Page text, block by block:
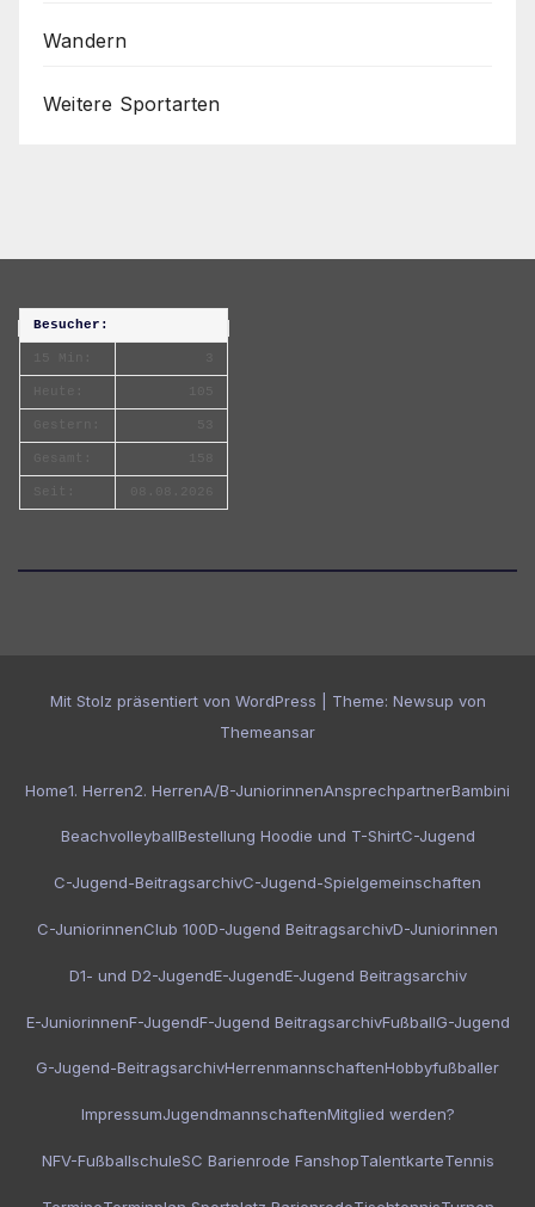
Wandern
Weitere Sportarten
Besucher:
Mit Stolz präsentiert von WordPress Theme: Newsup von
Themeansar
Home1. Herren2. HerrenA/B-JuniorinnenAnsprechpartnerBambini
BeachvolleyballBestellung Hoodie und T-ShirtC-Jugend
C-Jugend-BeitragsarchivC-Jugend-Spielgemeinschaften
C-JuniorinnenClub 100D-Jugend BeitragsarchivD-Juniorinnen
D1- und D2-JugendE-JugendE-Jugend Beitragsarchiv
E-JuniorinnenF-JugendF-Jugend BeitragsarchivFußballG-Jugend
G-Jugend-BeitragsarchivHerrenmannschaftenHobbyfußballer
ImpressumJugendmannschaftenMitglied werden?
NFV-FußballschuleSC Barienrode FanshopTalentkarteTennis